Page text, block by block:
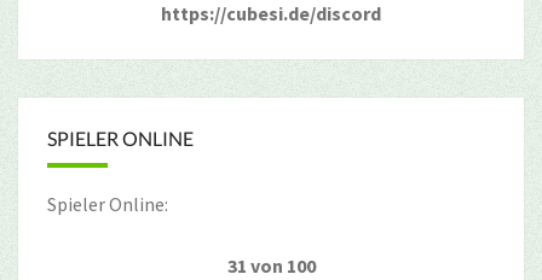
https://cubesi.de/discord
SPIELER ONLINE
Spieler Online:
31 von 100